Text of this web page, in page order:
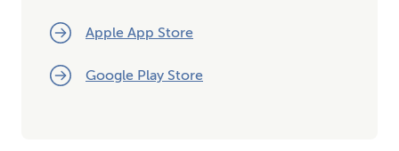
Apple App Store
Google Play Store